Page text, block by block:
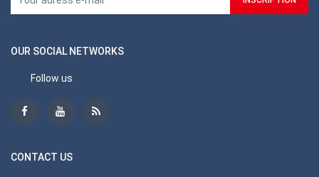
OUR SOCIAL NETWORKS
Follow us
CONTACT US